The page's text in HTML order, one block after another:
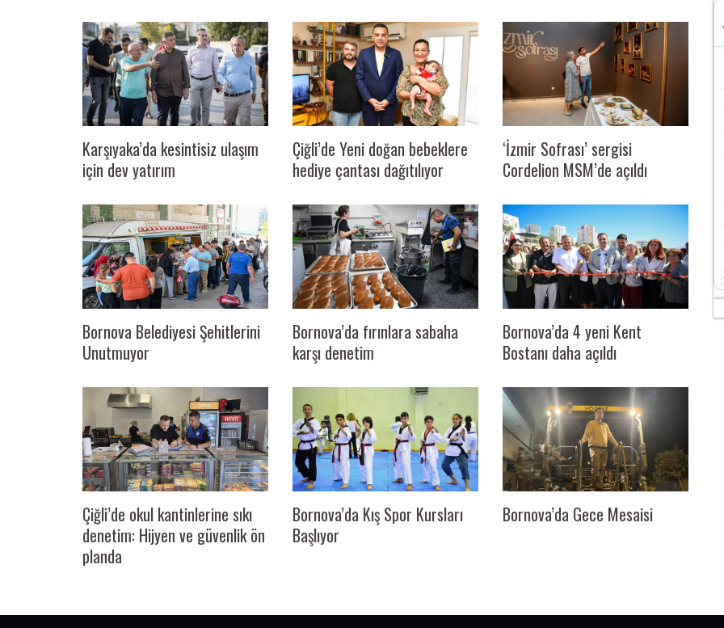
Karşıyaka’da kesintisiz ulaşım
için dev yatırım
Çiğli’de Yeni doğan bebeklere
hediye çantası dağıtılıyor
‘İzmir Sofrası’ sergisi
Cordelion MSM’de açıldı
Bornova Belediyesi Şehitlerini
Unutmuyor
Bornova’da fırınlara sabaha
karşı denetim
Bornova’da 4 yeni Kent
Bostanı daha açıldı
Çiğli’de okul kantinlerine sıkı
denetim: Hijyen ve güvenlik ön
planda
Bornova’da Kış Spor Kursları
Başlıyor
Bornova’da Gece Mesaisi